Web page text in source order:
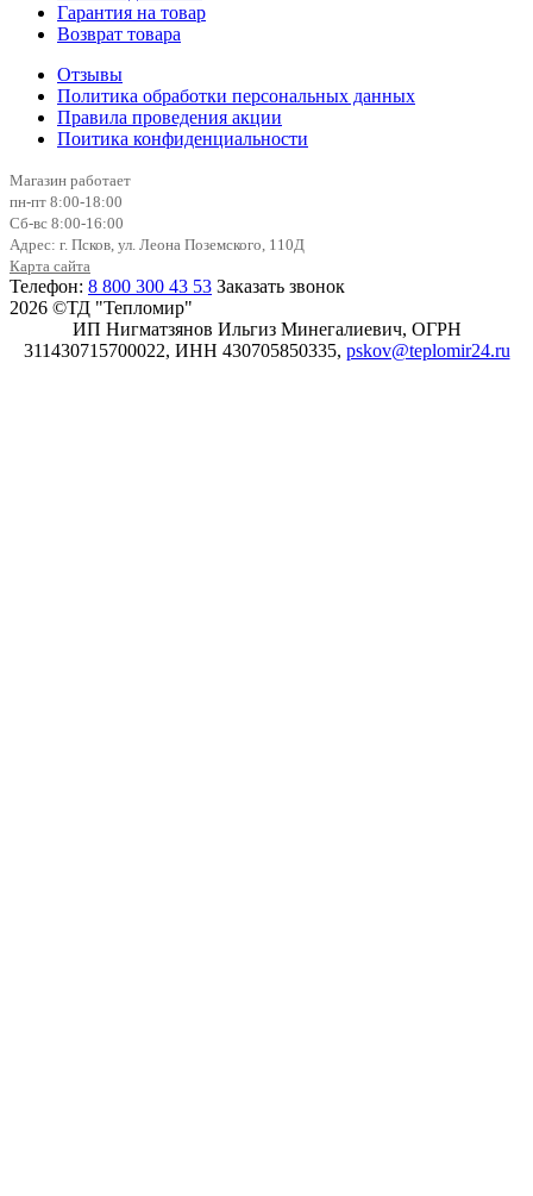
Гарантия на товар
Возврат товара
Отзывы
Политика обработки персональных данных
Правила проведения акции
Поитика конфиденциальности
Магазин работает
пн-пт 8:00-18:00
Сб-вс 8:00-16:00
Адрес: г. Псков, ул. Леона Поземского, 110Д
Карта сайта
Телефон: 8 800 300 43 53 Заказать звонок
2026 ©ТД "Тепломир"
ИП Нигматзянов Ильгиз Минегалиевич, ОГРН
311430715700022, ИНН 430705850335, pskov@teplomir24.ru